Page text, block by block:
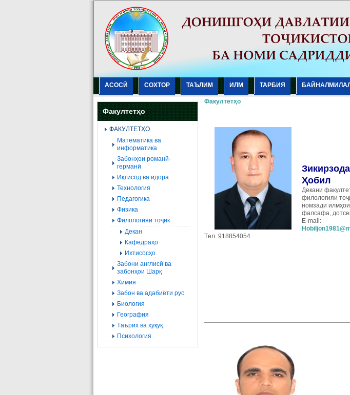
АСОСӢ СОХТОР ТАЪЛИМ ИЛМ ТАРБИЯ
Факултетҳо
ФАКУЛТЕТҲО
Mатематика ва
информатика
Забонҳои романӣ-
германӣ
Иқтисод ва идора
Технология
Педагогика
Физика
Филологияи тоҷик
Декан
Кафедраҳо
Ихтисосҳо
Забони англисӣ ва
забонҳои Шарқ
Химия
Забон ва адабиёти рус
Биология
География
Tаърих ва ҳуқуқ
Психология
Факултетҳо
Зикирзода
Ҳобил
Декани
филологияи
номзади илмҳои
фалсафа,
E-mail:
Tел. 918854054